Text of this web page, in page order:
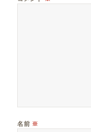
名前 ※